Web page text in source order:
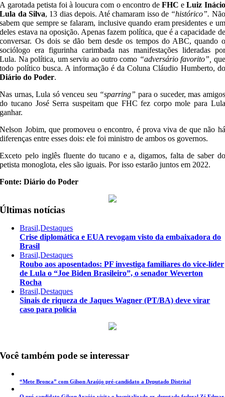
A garotada petista foi à loucura com o encontro deFHC eLuiz Inácio
Lula da Silva, 13 dias depois. Até chamaram isso de “histórico”. Não
sabem que sempre se falaram, inclusive quando eram presidentes e um
deles estava na oposição. Apenas fazem política, que é a capacidade de
conversar. Os dois se dão bem desde os tempos do ABC, quando o
sociólogo era figurinha carimbada nas manifestações lideradas por
Lula. Na política, um serviu ao outro como “adversário favorito”, que
todo político busca. A informação é da Coluna Cláudio Humberto, do
Diário do Poder.
Nas urnas, Lula só venceu seu “sparring” para o suceder, mas amigos
do tucano José Serra suspeitam que FHC fez corpo mole para Lula
ganhar.
Nelson Jobim, que promoveu o encontro, é prova viva de que não há
diferenças entre esses dois: ele foi ministro de ambos os governos.
Exceto pelo inglês fluente do tucano e a, digamos, falta de saber do
petista monoglota, eles são iguais. Por isso estarão juntos em 2022.
Fonte: Diário do Poder
Últimas notícias
Brasil,Destaques
Crise diplomática e EUA revogam visto da embaixadora do
Brasil
Brasil,Destaques
Roubo aos aposentados: PF investiga familiares do vice-líder
de Lula o “Joe Biden Brasileiro”, o senador Weverton
Rocha
Brasil,Destaques
Sinais de riqueza de Jaques Wagner (PT/BA) deve virar
caso para polícia
Você também pode se interessar
“Mete Bronca” com Gilson Araújo pré-candidato a Deputado Distrital